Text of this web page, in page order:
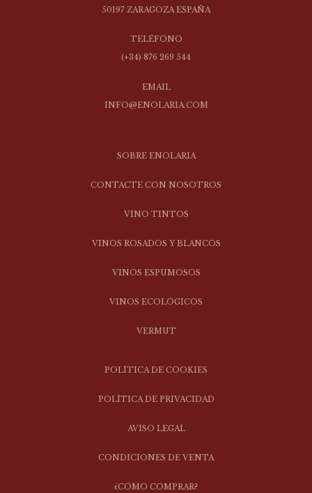
50197 ZARAGOZA ESPAÑA
TELÉFONO
(+34) 876 269 544
EMAIL
INFO@ENOLARIA.COM
SOBRE ENOLARIA
CONTACTE CON NOSOTROS
VINO TINTOS
VINOS ROSADOS Y BLANCOS
VINOS ESPUMOSOS
VINOS ECOLÓGICOS
VERMUT
POLÍTICA DE COOKIES
POLÍTICA DE PRIVACIDAD
AVISO LEGAL
CONDICIONES DE VENTA
¿CÓMO COMPRAR?